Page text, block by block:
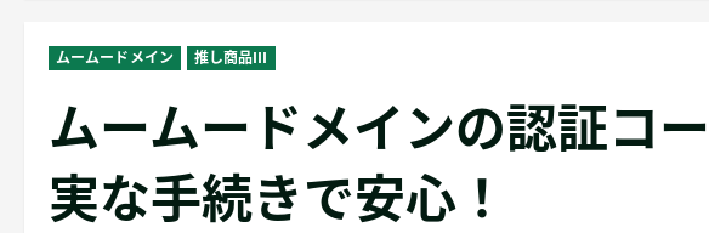
ムームードメイン 推し商品III
ムームードメインの認証コ
実な手続きで安心！